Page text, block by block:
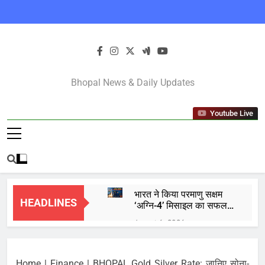
Bhopal Latest
News In Hindi
Bhopal News & Daily Updates
Youtube Live
HEADLINES
भारत ने किया परमाणु सक्षम
‘अग्नि-4’ मिसाइल का सफल
परीक्षण, 4000 किमी है मारक
क्षमता
August 6, 2026
अभियान, बेरोजगारी और शिक्षा